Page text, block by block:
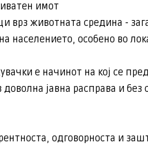
имот
врз животната средина -
населението, особено во
е начинот на кој се
доволна јавна расправа и
одговорноста и